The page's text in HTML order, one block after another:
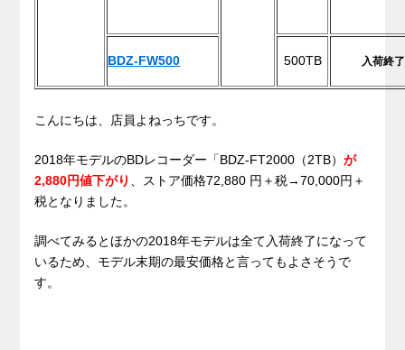
BDZ-FW500 500TB 入荷終了
こんにちは、店員よねっちです。
2018年モデルのBDレコーダー「BDZ-FT2000（2TB）が
2,880円値下がり
、ストア価格72,880 円＋税→70,000円＋
税となりました。
調べてみるとほかの2018年モデルは全て入荷終了になって
いるため、モデル末期の最安価格と言ってもよさそうで
す。